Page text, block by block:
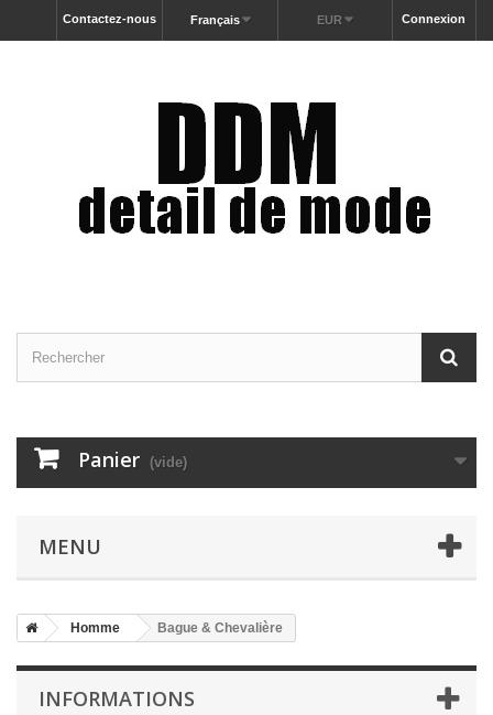
Connexion
EUR
Français
Contactez-nous
Panier (vide)
MENU
Homme Bague & Chevalière
INFORMATIONS